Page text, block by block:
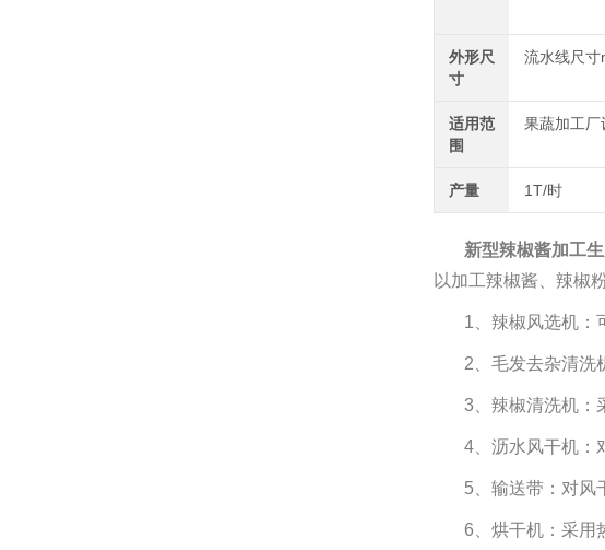
外形尺
寸
流水线尺寸
适用范
围
果蔬加工厂
产量 1T/时
新型辣椒酱加工
以加工辣椒酱、辣椒
1、辣椒风选机：
2、毛发去杂清洗
3、辣椒清洗机：
4、沥水风干机：
5、输送带：对风
6、烘干机：采用